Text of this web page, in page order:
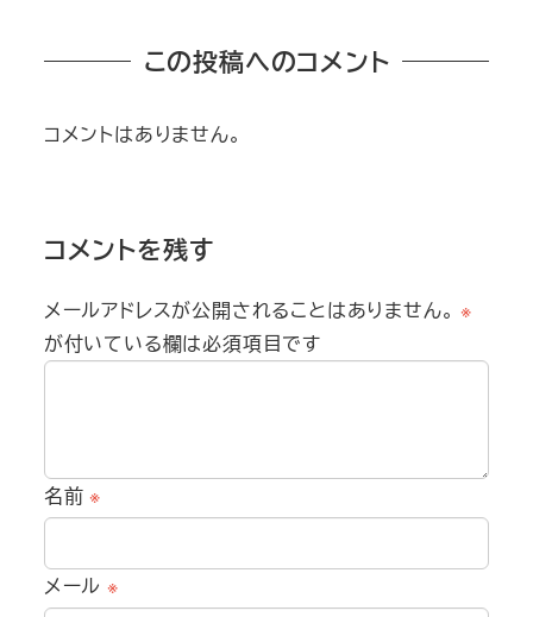
この投稿へのコメント
コメントはありません。
コメントを残す
メールアドレスが公開されることはありません。 ※
が付いている欄は必須項目です
名前※
メール ※